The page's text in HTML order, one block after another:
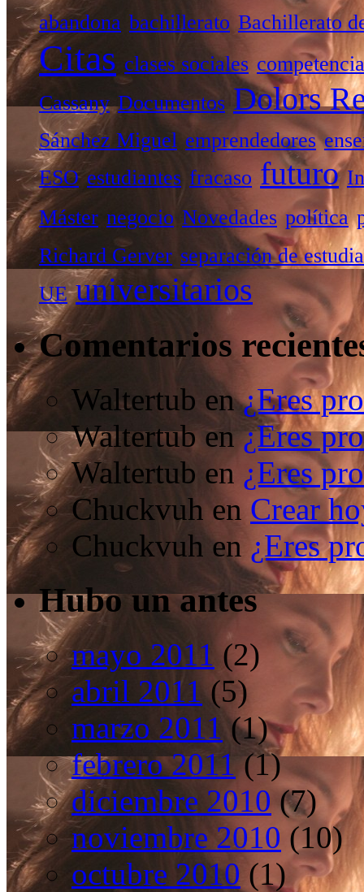
abandona bachillerato Bachillerato
Citas clases sociales
Cassany Documentos Dolors
Sánchez Miguel emprendedores
ESO estudiantes fracaso futuro
Máster negocio Novedades política
Richard Gerver separación de
UE universitarios
Comentarios
Waltertub en¿Eres
Waltertuben¿Eres
Waltertub en ¿Eres
Chuckvuhen Crear
Chuckvuh en ¿Eres
Hubo un antes
mayo 2011 (2)
abril 2011(5)
marzo 2011 (1)
febrero 2011(1)
diciembre 2010(7)
noviembre 2010 (10)
octubre 2010 (1)